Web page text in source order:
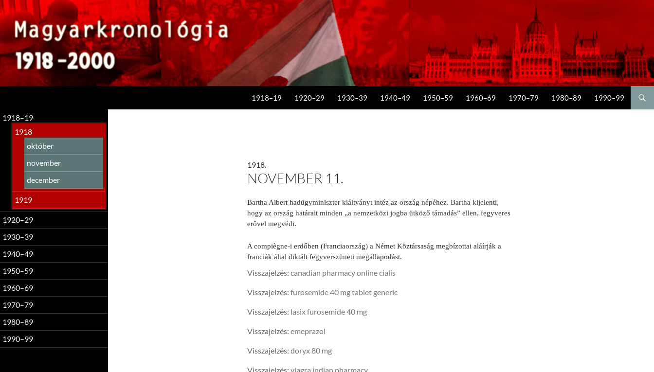
1918–19 1920–29 1930–39 1940–49 1950–59 1960–69 1970–79 1980–89 1990–99
1918.
NOVEMBER 11.
Bartha Albert hadügyminiszter kiáltvá­nyt intéz az ország népéhez. Bartha kijelenti,
hogy az ország hatá­rait minden „a nemzetközi jogba ütköző támadás” ellen, fegyveres
erővel megvé­di.
A compiègne-i erdőben (Franciaország) a Német Köztársaság megbízottai aláírják a
franciák által diktált fegyverszüneti megállapodást.
Visszajelzés: canadian pharmacy online cialis
Visszajelzés: furosemide 40 mg tablet generic
Visszajelzés: lasix furosemide 40 mg
Visszajelzés: emeprazol
Visszajelzés: doryx 80 mg
Visszajelzés: viagra indian pharmacy
1918–19
1918
október
november
december
1919
1920–29
1930–39
1940–49
1950–59
1960–69
1970–79
1980–89
1990–99